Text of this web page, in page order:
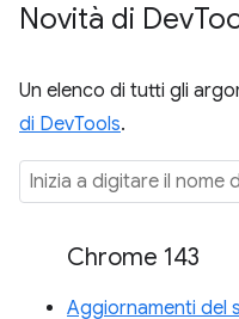
Novità di Dev
Un elenco di tutti gli
di DevTools.
Chrome 143
Aggiornamenti del